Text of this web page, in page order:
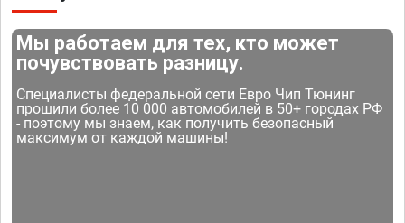
Мы работаем для тех, кто может
почувствовать разницу.
Специалисты федеральной сети Евро Чип Тюнинг
прошили более 10 000 автомобилей в 50+ городах РФ
- поэтому мы знаем, как получить безопасный
максимум от каждой машины!